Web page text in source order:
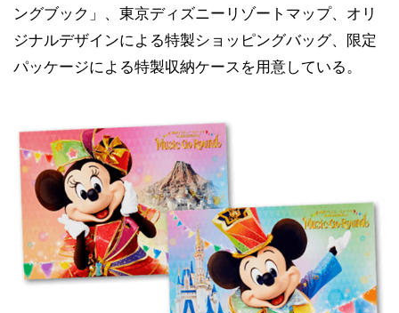
ングブック」、東京ディズニーリゾートマップ、オリ
ジナルデザインによる特製ショッピングバッグ、限定
パッケージによる特製収納ケースを用意している。